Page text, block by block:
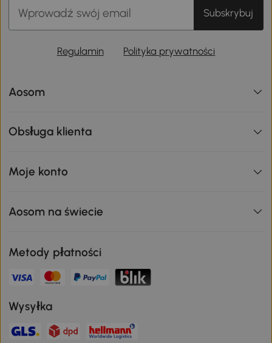
Subskrybuj
Regulamin Polityka prywatności
Aosom
Obsługa klienta
Moje konto
Aosom na świecie
Metody płatności
Wysyłka